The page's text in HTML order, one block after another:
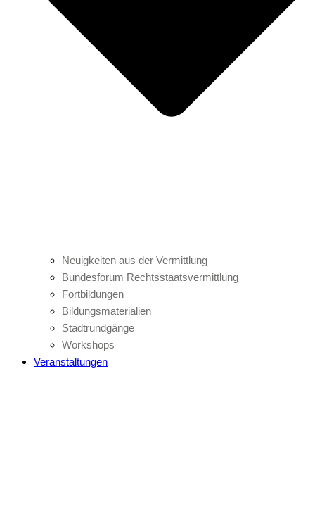
Neuigkeiten aus der Vermittlung
Bundesforum Rechtsstaatsvermittlung
Fortbildungen
Bildungsmaterialien
Stadtrundgänge
Workshops
Veranstaltungen